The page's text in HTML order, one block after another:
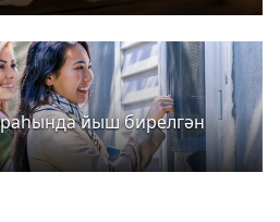
йыш бирелгән